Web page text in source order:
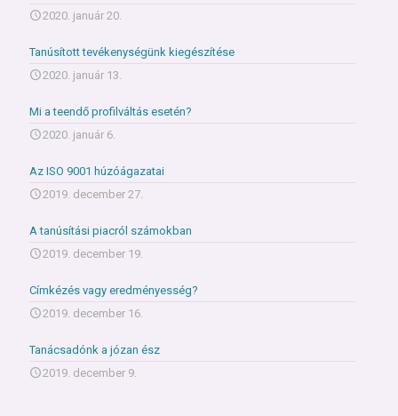
2020. január 20.
Tanúsított tevékenységünk kiegészítése
2020. január 13.
Mi a teendő profilváltás esetén?
2020. január 6.
Az ISO 9001 húzóágazatai
2019. december 27.
A tanúsítási piacról számokban
2019. december 19.
Címkézés vagy eredményesség?
2019. december 16.
Tanácsadónk a józan ész
2019. december 9.